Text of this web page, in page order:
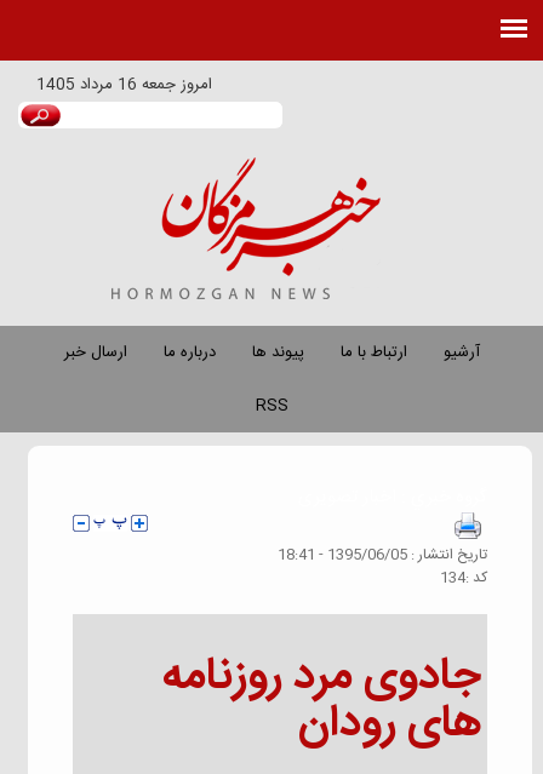
امروزجمعه 16 مرداد 1405
آرشیو ارتباط با ما پیوند ها درباره ما
ارسال خبر
RSS
تاريخ انتشار : 1395/06/05 - 18:41
كد :134
جادوی مرد روزنامه
های رودان